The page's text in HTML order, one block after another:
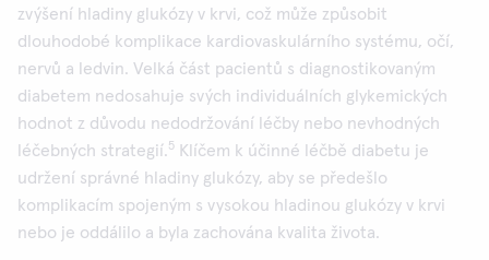
zvýšení hladiny glukózy v krvi, což může způsobit
dlouhodobé komplikace kardiovaskulárního systému, očí,
nervů a ledvin. Velká část pacientů s diagnostikovaným
diabetem nedosahuje svých individuálních glykemických
hodnot z důvodu nedodržování léčby nebo nevhodných
léčebných strategií.5 Klíčem k účinné léčbě diabetu je
udržení správné hladiny glukózy, aby se předešlo
komplikacím spojeným s vysokou hladinou glukózy v krvi
nebo je oddálilo a byla zachována kvalita života.